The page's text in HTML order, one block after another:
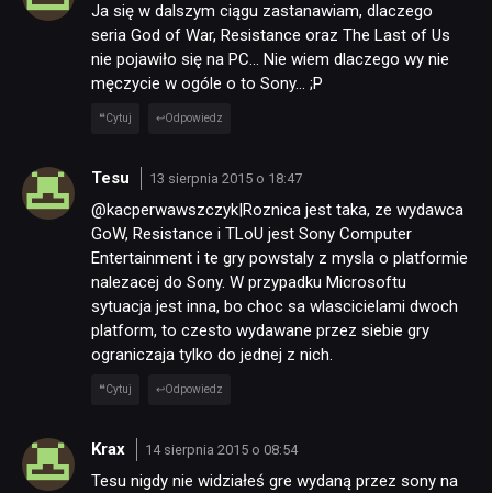
Ja się w dalszym ciągu zastanawiam, dlaczego
seria God of War, Resistance oraz The Last of Us
nie pojawiło się na PC… Nie wiem dlaczego wy nie
męczycie w ogóle o to Sony… ;P
Cytuj Odpowiedz
Tesu 13 sierpnia 2015 o 18:47
@kacperwawszczyk|Roznica jest taka, ze wydawca
GoW, Resistance i TLoU jest Sony Computer
Entertainment i te gry powstaly z mysla o platformie
nalezacej do Sony. W przypadku Microsoftu
sytuacja jest inna, bo choc sa wlascicielami dwoch
platform, to czesto wydawane przez siebie gry
ograniczaja tylko do jednej z nich.
Cytuj Odpowiedz
Krax 14 sierpnia 2015 o 08:54
Tesu nigdy nie widziałeś gre wydaną przez sony na